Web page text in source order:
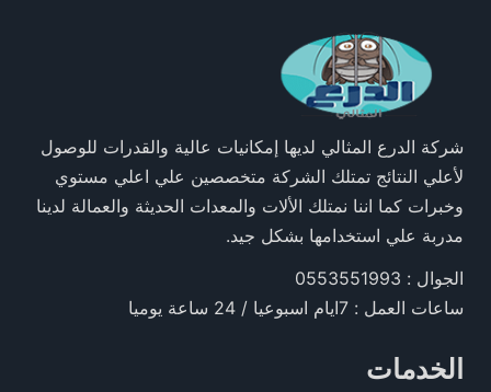
شركة الدرع المثالي لديها إمكانيات عالية والقدرات للوصول
لأعلي النتائج تمتلك الشركة متخصصين علي اعلي مستوي
وخبرات كما اننا نمتلك الألات والمعدات الحديثة والعمالة لدينا
مدربة علي استخدامها بشكل جيد.
الجوال : 0553551993
ساعات العمل : 7ايام اسبوعيا / 24 ساعة يوميا
الخدمات